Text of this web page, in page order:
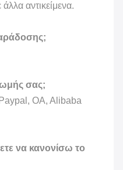
αντικείμενα.
σας;
OA, Alibaba
να κανονίσω το